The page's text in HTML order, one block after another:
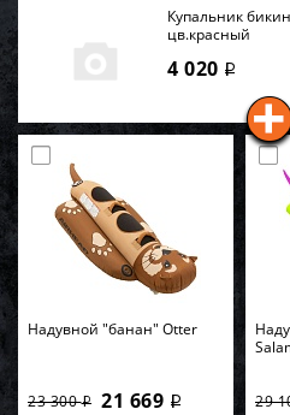
Купальник
цв.красный
4 020 i
Надувной "банан" Otter
23 300i 21 669 i 29